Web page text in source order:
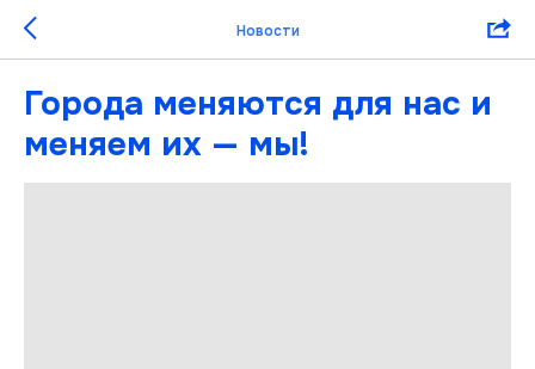
Новости
Города меняются для нас и
меняем их — мы!